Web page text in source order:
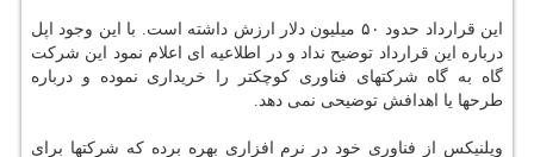
این قرارداد حدود ۵۰ میلیون دلار ارزش داشته است. با این وجود اپل
درباره این قرارداد توضیح نداد و در اطلاعیه ای اعلام نمود این شرکت
گاه به گاه شرکتهای فناوری کوچکتر را خریداری نموده و درباره
طرحها یا اهدافش توضیحی نمی دهد.
ویلنیکس از فناوری خود در نرم افزاری بهره برده که شرکتها برای